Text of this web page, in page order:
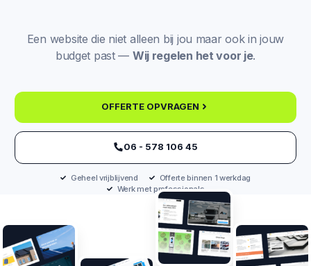
Een website die niet alleen bij jou maar ook in jouw
budget past — Wij regelen het voor je.
OFFERTE OPVRAGEN
‪06 - 578 106 45‬
Geheel vrijblijvend
Offerte binnen 1 werkdag
Werk met professionals